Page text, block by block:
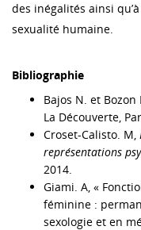
des inégalités ainsi
sexualité humaine.
Bibliographie
Bajos N. et Bozon
La Découverte,
Croset-Calisto. M,
représentations
2014.
Giami. A, «
féminine :
sexologie et en